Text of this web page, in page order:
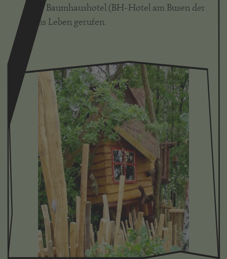
Deutsche Baumhaushotel (BH-Hotel am Busen der
Natur) ins Leben gerufen.